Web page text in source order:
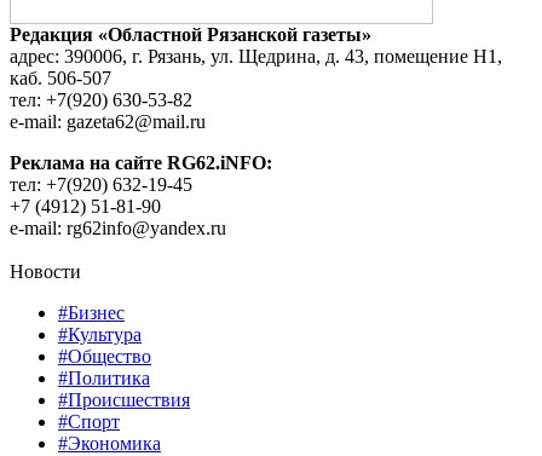
Редакция «Областной Рязанской газеты»
адрес: 390006, г. Рязань, ул. Щедрина, д. 43, помещение Н1,
каб. 506-507
тел: +7(920) 630-53-82
e-mail: gazeta62@mail.ru
Реклама на сайте RG62.iNFO:
тел: +7(920) 632-19-45
+7 (4912) 51-81-90
e-mail: rg62info@yandex.ru
Новости
#Бизнес
#Культура
#Общество
#Политика
#Происшествия
#Спорт
#Экономика